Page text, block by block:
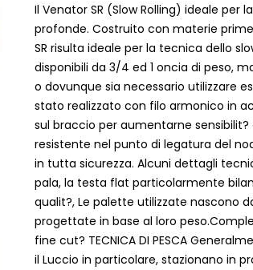
Il Venator SR (Slow Rolling) ideale per
profonde. Costruito con materie
SR risulta ideale per la tecnica dello
disponibili da 3/4 ed 1 oncia di peso,
o dovunque sia necessario utilizzare
stato realizzato con filo armonico in
sul braccio per aumentarne
resistente nel punto di legatura del
in tutta sicurezza. Alcuni dettagli
pala, la testa flat particolarmente
qualit?, Le palette utilizzate nascono
progettate in base al loro
fine cut? TECNICA DI PESCA
il Luccio in particolare, stazionano in